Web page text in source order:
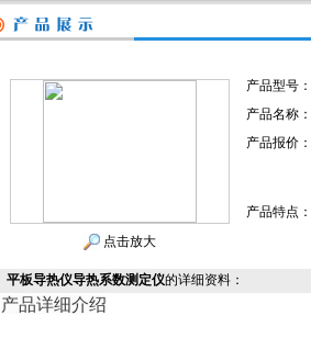
点击放大
产品型号：
产品名称：
产品报价：
产品特点：
平板导热仪导热系数测定仪的详细资料：
产品详细介绍